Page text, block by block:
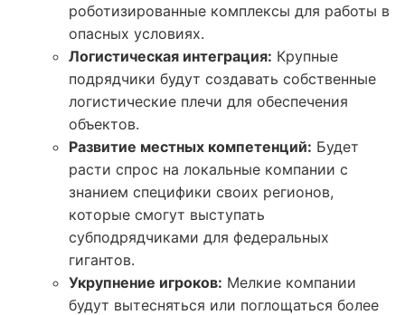
роботизированные комплексы для работы в
опасных условиях.
Логистическая интеграция: Крупные
подрядчики будут создавать собственные
логистические плечи для обеспечения
объектов.
Развитие местных компетенций: Будет
расти спрос на локальные компании с
знанием специфики своих регионов,
которые смогут выступать
субподрядчиками для федеральных
гигантов.
Укрупнение игроков: Мелкие компании
будут вытесняться или поглощаться более